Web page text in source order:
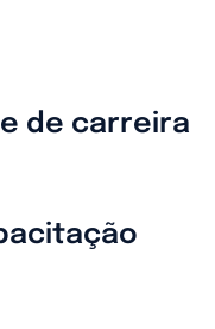
de carreira